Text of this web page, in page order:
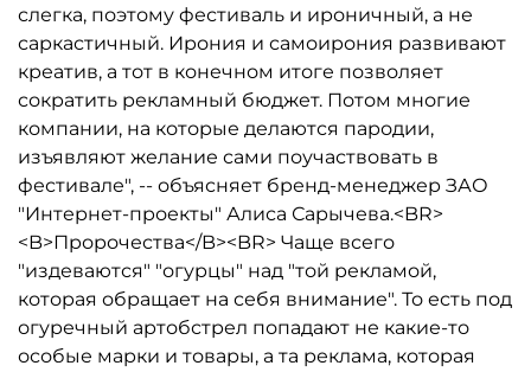
слегка, поэтому фестиваль и ироничный, а не
саркастичный. Ирония и самоирония развивают
креатив, а тот в конечном итоге позволяет
сократить рекламный бюджет. Потом многие
компании, на которые делаются пародии,
изъявляют желание сами поучаствовать в
фестивале", -- объясняет бренд-менеджер ЗАО
"Интернет-проекты" Алиса Сарычева.<BR>
<B>Пророчества</B><BR> Чаще всего
"издеваются" "огурцы" над "той рекламой,
которая обращает на себя внимание". То есть под
огуречный артобстрел попадают не какие-то
особые марки и товары, а та реклама, которая